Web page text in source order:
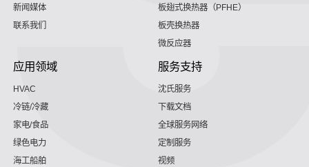
新闻媒体
联系我们
板翅式换热器（PFHE）
板壳换热器
微反应器
应用领域
HVAC
冷链/冷藏
家电/食品
绿色电力
海工船舶
服务支持
沈氏服务
下载文档
全球服务网络
定制服务
视频